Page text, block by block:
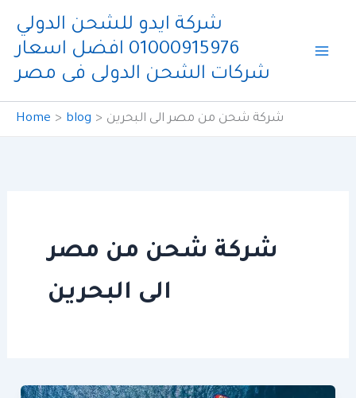
content
شركة ايدو للشحن الدولي
01000915976 افضل اسعار
شركات الشحن الدولى فى مصر
Home blog شركة شحن من مصر الى البحرين
شركة شحن من مصر
الى البحرين